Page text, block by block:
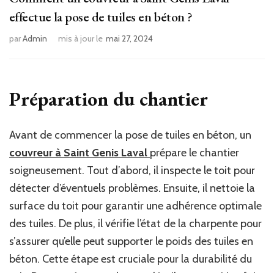
effectue la pose de tuiles en béton ?
parAdmin mis à jour le mai 27, 2024
Préparation du chantier
Avant de commencer la pose de tuiles en béton, un
couvreur à Saint Genis Laval prépare le chantier
soigneusement. Tout d’abord, il inspecte le toit pour
détecter d’éventuels problèmes. Ensuite, il nettoie la
surface du toit pour garantir une adhérence optimale
des tuiles. De plus, il vérifie l’état de la charpente pour
s’assurer qu’elle peut supporter le poids des tuiles en
béton. Cette étape est cruciale pour la durabilité du